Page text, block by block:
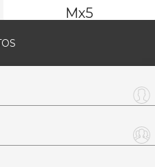
Mx5